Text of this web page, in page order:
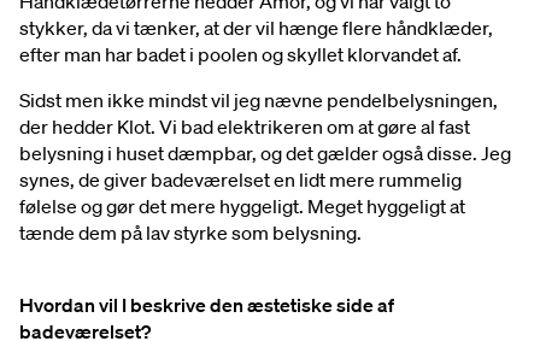
stykker, da vi tænker, at der vil hænge flere håndklæder,
efter man har badet i poolen og skyllet klorvandet af.
Sidst men ikke mindst vil jeg nævne pendelbelysningen,
der hedder Klot. Vi bad elektrikeren om at gøre al fast
belysning i huset dæmpbar, og det gælder også disse. Jeg
synes, de giver badeværelset en lidt mere rummelig
følelse og gør det mere hyggeligt. Meget hyggeligt at
tænde dem på lav styrke som belysning.
Hvordan vil I beskrive den æstetiske side af
badeværelset?